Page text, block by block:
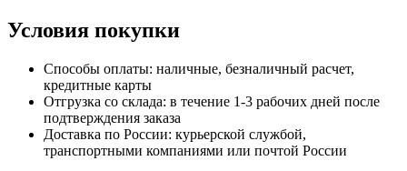
Условия покупки
Способы оплаты: наличные, безналичный расчет,
кредитные карты
Отгрузка со склада: в течение 1-3 рабочих дней после
подтверждения заказа
Доставка по России: курьерской службой,
транспортными компаниями или почтой России